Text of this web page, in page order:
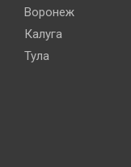
Воронеж
Калуга
Тула